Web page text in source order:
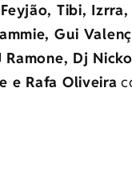
Tibi,
Gui
Dj
e Rafa Oliveira